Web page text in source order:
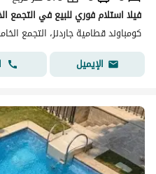
فيلا استلام فوري للبيع في
كومباوند قطامية جاردنز، التجمع
الإيميل